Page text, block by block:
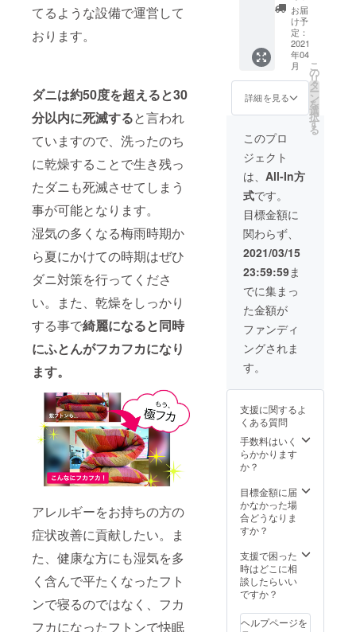
てるような設備で運営して
おります。
ダニは約50度を超えると30
分以内に死滅すると言われ
ていますので、洗ったのち
に乾燥することで生き残っ
たダニも死滅させてしまう
事が可能となります。
湿気の多くなる梅雨時期か
ら夏にかけての時期はぜひ
ダニ対策を行ってくださ
い。また、乾燥をしっかり
する事で綺麗になると同時
にふとんがフカフカになり
ます。
アレルギーをお持ちの方の
症状改善に貢献したい。ま
た、健康な方にも湿気を多
く含んで平たくなったフト
ンで寝るのではなく、フカ
フカになったフトンで快眠
なって
おりま
す。
カード
5,000円
(5,500
円分）
「アラ
エルー
ノ」ダ
ブルサ
イズの
セット
※ リ
ターン
価格は
消費税
込みの
金額で
す。 ※
送料は
無料と
なって
おりま
す。
お届
け予
定：
2021
年04
月
詳細を見る
こ
の
リ
タ
ー
ン
を
選
択
す
る
このプロ
ジェクト
は、 All-In方
式です。
目標金額に
関わらず、
2021/03/15
23:59:59ま
でに集まっ
た金額が
ファンディ
ングされま
す。
支援に関するよ
くある質問
手数料はいく
らかかります
か？
目標金額に届
かなかった場
合どうなりま
すか？
支援で困った
時はどこに相
談したらいい
ですか？
ヘルプページを